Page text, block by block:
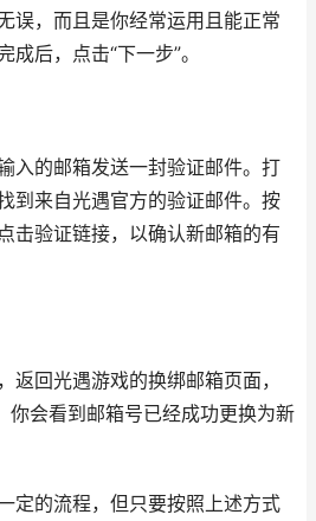
误，而且是你经常运用且能正常
后，点击“下一步”。
入的邮箱发送一封验证邮件。打
到来自光遇官方的验证邮件。按
击验证链接，以确认新邮箱的有
返回光遇游戏的换绑邮箱页面，
你会看到邮箱号已经成功更换为新
定的流程，但只要按照上述方式